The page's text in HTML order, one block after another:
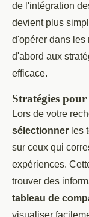
de l'intégration
devient plus
d'opérer dans les
d'abord aux
efficace.
Stratégies
Lors de votre
sélectionner les
sur ceux qui
expériences.
trouver des
tableau de